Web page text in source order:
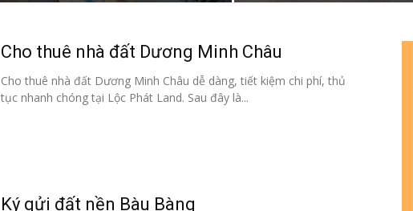
Cho thuê nhà đất Dương Minh Châu
Cho thuê nhà đất Dương Minh Châu dễ dàng, tiết kiệm chi phí, thủ
tục nhanh chóng tại Lộc Phát Land. Sau đây là...
Ký gửi đất nền Bàu Bàng